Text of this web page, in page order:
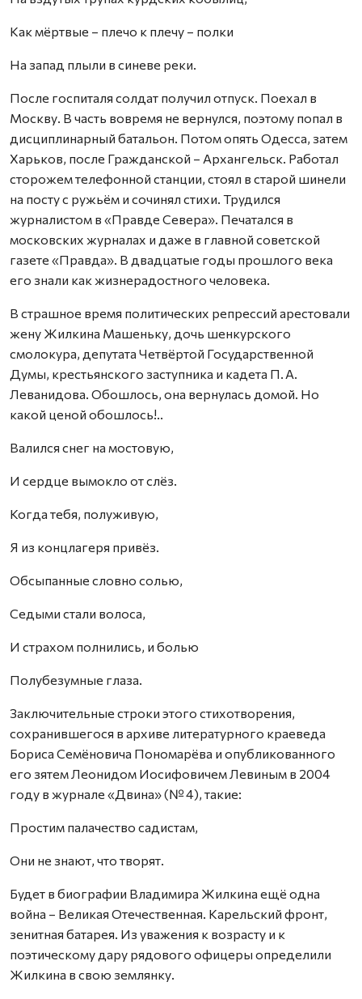
Как мёртвые – плечо к плечу – полки
На запад плыли в синеве реки.
После госпиталя солдат получил отпуск. Поехал в
Москву. В часть вовремя не вернулся, поэтому попал в
дисциплинарный батальон. Потом опять Одесса, затем
Харьков, после Гражданской – Архангельск. Работал
сторожем телефонной станции, стоял в старой шинели
на посту с ружьём и сочинял стихи. Трудился
журналистом в «Правде Севера». Печатался в
московских журналах и даже в главной советской
газете «Правда». В двадцатые годы прошлого века
его знали как жизнерадостного человека.
В страшное время политических репрессий арестовали
жену Жилкина Машеньку, дочь шенкурского
смолокура, депутата Четвёртой Государственной
Думы, крестьянского заступника и кадета П. А.
Леванидова. Обошлось, она вернулась домой. Но
какой ценой обошлось!..
Валился снег на мостовую,
И сердце вымокло от слёз.
Когда тебя, полуживую,
Я из концлагеря привёз.
Обсыпанные словно солью,
Седыми стали волоса,
И страхом полнились, и болью
Полубезумные глаза.
Заключительные строки этого стихотворения,
сохранившегося в архиве литературного краеведа
Бориса Семёновича Пономарёва и опубликованного
его зятем Леонидом Иосифовичем Левиным в 2004
году в журнале «Двина» (№ 4), такие:
Простим палачество садистам,
Они не знают, что творят.
Будет в биографии Владимира Жилкина ещё одна
война – Великая Отечественная. Карельский фронт,
зенитная батарея. Из уважения к возрасту и к
поэтическому дару рядового офицеры определили
Жилкина в свою землянку.